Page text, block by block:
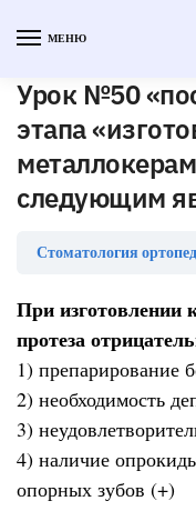
МЕНЮ
Урок №50
этапа
следующим
Стоматология
При изготовлении
протеза
1) препарирование
2) необходимость
3)
4) наличие
опорных зубов (+)